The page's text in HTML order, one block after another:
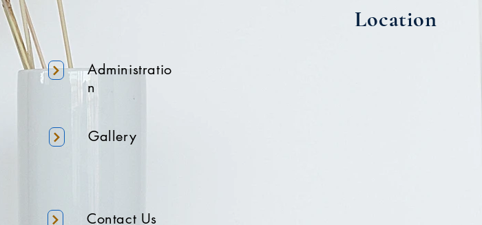
Administratio
n
Gallery
Contact Us
Location